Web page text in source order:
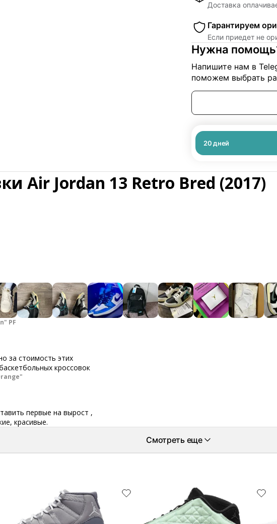
Доставка
Гарантируем
Если приедет не
Нужна
Напишите нам в
поможем выбрать
20дней
Air Jordan 13 Retro Bred (2017)
PF
за стоимость этих
кроссовок
первые на вырост ,
красивые.
Смотреть еще